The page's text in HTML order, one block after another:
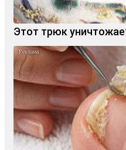
Этот трюк